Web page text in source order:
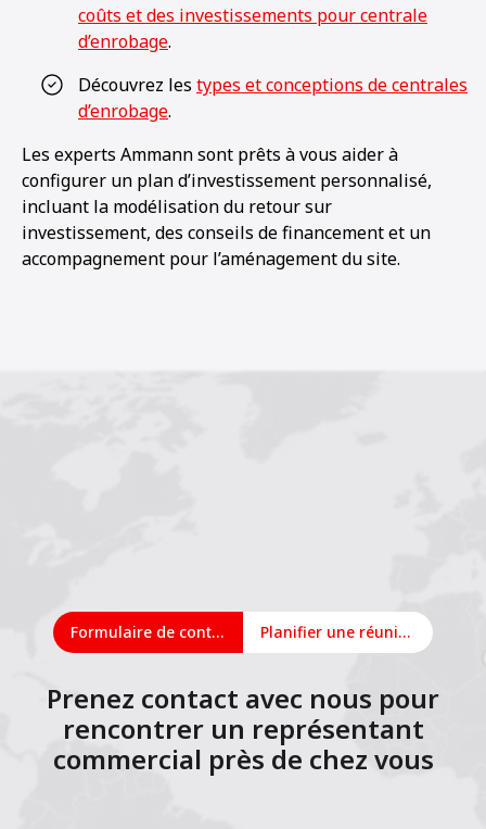
coûts et des investissements pour centrale
d’enrobage.
Découvrez les types et conceptions de centrales
d’enrobage.
Les experts Ammann sont prêts à vous aider à
configurer un plan d’investissement personnalisé,
incluant la modélisation du retour sur
investissement, des conseils de financement et un
accompagnement pour l’aménagement du site.
Formulaire de contact Planifier une réunion en ligne
Prenez contact avec nous pour
rencontrer un représentant
commercial près de chez vous